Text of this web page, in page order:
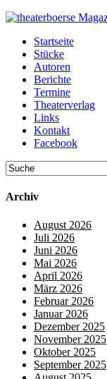
Startseite
Stücke
Autoren
Berichte
Termine
Theaterverlag
Links
Kontakt
Facebook
Archiv
August 2026
Juli 2026
Juni 2026
Mai 2026
April 2026
März 2026
Februar 2026
Januar 2026
Dezember 2025
November 2025
Oktober 2025
September 2025